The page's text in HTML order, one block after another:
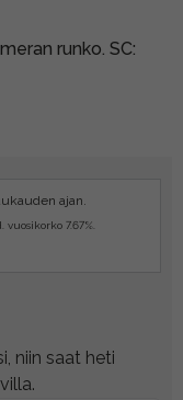
runko. SC:
ajan.
7.67%.
niin saat heti